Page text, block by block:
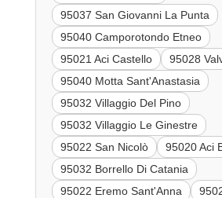
95037 San Giovanni La Punta
95040 Camporotondo Etneo
95021 Aci Castello
95028
95040 Motta Sant'Anastasia
95032 Villaggio Del Pino
95032 Villaggio Le Ginestre
95022 San Nicolò
95020 Aci
95032 Borrello Di Catania
95022 Eremo Sant'Anna